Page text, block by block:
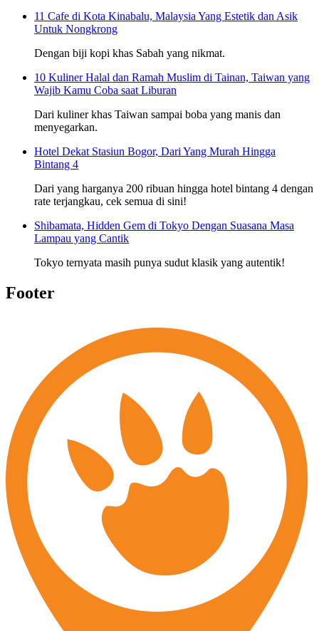
11 Cafe di Kota Kinabalu, Malaysia Yang Estetik dan Asik
Untuk Nongkrong
Dengan biji kopi khas Sabah yang nikmat.
10 Kuliner Halal dan Ramah Muslim di Tainan, Taiwan yang
Wajib Kamu Coba saat Liburan
Dari kuliner khas Taiwan sampai boba yang manis dan
menyegarkan.
Hotel Dekat Stasiun Bogor, Dari Yang Murah Hingga
Bintang 4
Dari yang harganya 200 ribuan hingga hotel bintang 4 dengan
rate terjangkau, cek semua di sini!
Shibamata, Hidden Gem di Tokyo Dengan Suasana Masa
Lampau yang Cantik
Tokyo ternyata masih punya sudut klasik yang autentik!
Footer